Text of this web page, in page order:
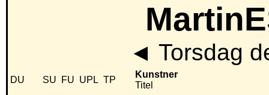
◄ Torsdag
DU SU FU UPL TP
Kunstner
Titel